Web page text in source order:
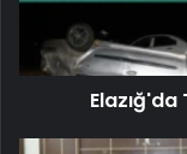
Elazığ'da